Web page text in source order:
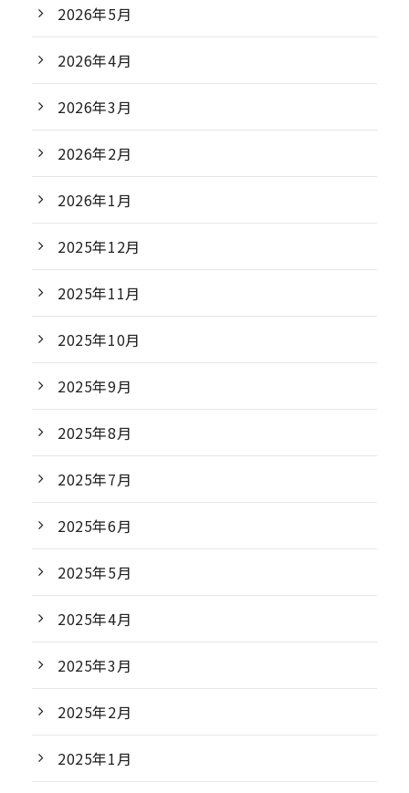
2026年5月
2026年4月
2026年3月
2026年2月
2026年1月
2025年12月
2025年11月
2025年10月
2025年9月
2025年8月
2025年7月
2025年6月
2025年5月
2025年4月
2025年3月
2025年2月
2025年1月